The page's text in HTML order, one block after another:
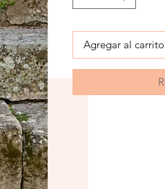
Agregar al carrito